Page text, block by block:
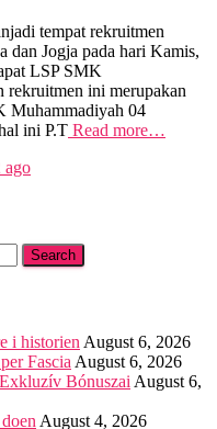
tempat rekruitmen
dan Jogja pada hari Kamis,
LSP SMK
ini merupakan
Muhammadiyah 04
ini P.T Read more…
ago
i historien August 6, 2026
Fascia August 6, 2026
Bónuszai August 6,
August 4, 2026